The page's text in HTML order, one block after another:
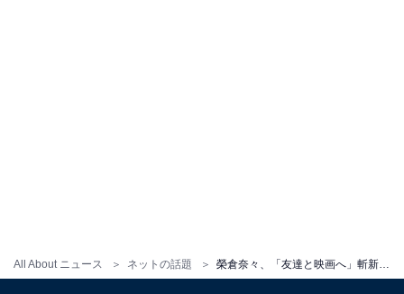
All About ニュース ネットの話題